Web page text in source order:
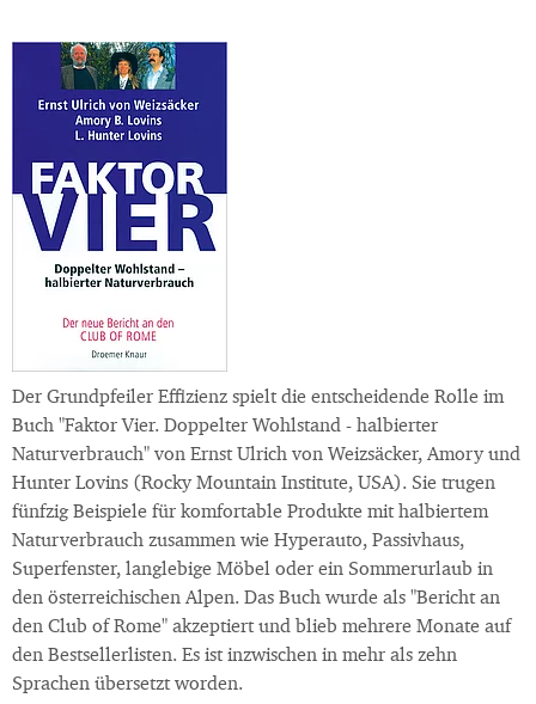
Der Grundpfeiler Effizienz spielt die entscheidende Rolle im
Buch "Faktor Vier. Doppelter Wohlstand - halbierter
Naturverbrauch" von Ernst Ulrich von Weizsäcker, Amory und
Hunter Lovins (Rocky Mountain Institute, USA). Sie trugen
fünfzig Beispiele für komfortable Produkte mit halbiertem
Naturverbrauch zusammen wie Hyperauto, Passivhaus,
Superfenster, langlebige Möbel oder ein Sommerurlaub in
den österreichischen Alpen. Das Buch wurde als "Bericht an
den Club of Rome" akzeptiert und blieb mehrere Monate auf
den Bestsellerlisten. Es ist inzwischen in mehr als zehn
Sprachen übersetzt worden.